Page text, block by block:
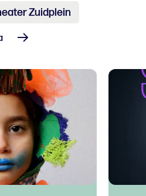
Zuidplein